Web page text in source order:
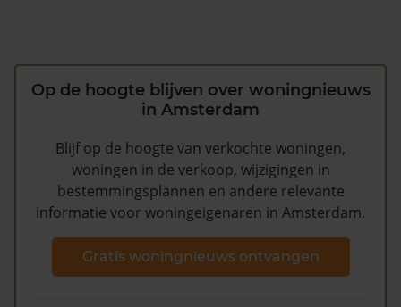
Op de hoogte blijven over woningnieuws
in Amsterdam
Blijf op de hoogte van verkochte woningen,
woningen in de verkoop, wijzigingen in
bestemmingsplannen en andere relevante
informatie voor woningeigenaren in Amsterdam.
Gratis woningnieuws ontvangen